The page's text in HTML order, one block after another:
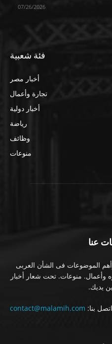
07/26/2026
فئة شعبية
أخبار مصر
تجارة وأعمال
أخبار دولية
رياضة
وظائف
منوعات
عنا
الموضوعات فى الشأن العربى
وأعمال. منوعات. تحت شعار أخبار
يديك.
اتصل بنا: contact@malamih.com